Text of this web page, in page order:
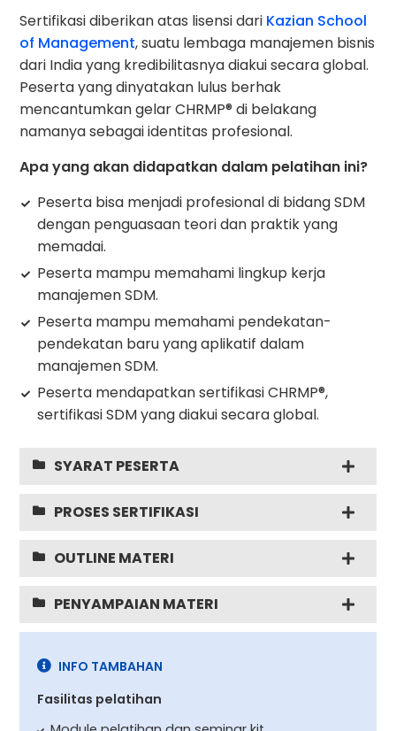
Sertifikasi diberikan atas lisensi dari Kazian School
of Management, suatu lembaga manajemen bisnis
dari India yang kredibilitasnya diakui secara global.
Peserta yang dinyatakan lulus berhak
mencantumkan gelar CHRMP® di belakang
namanya sebagai identitas profesional.
Apa yang akan didapatkan dalam pelatihan ini?
Peserta bisa menjadi profesional di bidang SDM
dengan penguasaan teori dan praktik yang
memadai.
Peserta mampu memahami lingkup kerja
manajemen SDM.
Peserta mampu memahami pendekatan-
pendekatan baru yang aplikatif dalam
manajemen SDM.
Peserta mendapatkan sertifikasi CHRMP®,
sertifikasi SDM yang diakui secara global.
SYARAT PESERTA
PROSES SERTIFIKASI
OUTLINE MATERI
PENYAMPAIAN MATERI
INFO TAMBAHAN
Fasilitas pelatihan